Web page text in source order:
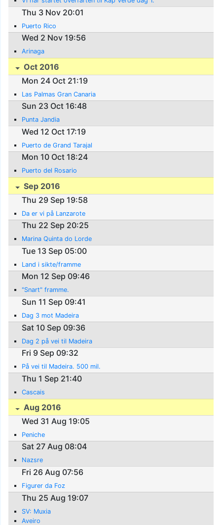
Thu 3 Nov 20:01
Puerto Rico
Wed 2 Nov 19:56
Arinaga
Oct 2016
Mon 24 Oct 21:19
Las Palmas Gran Canaria
Sun 23 Oct 16:48
Punta Jandia
Wed 12 Oct 17:19
Puerto de Grand Tarajal
Mon 10 Oct 18:24
Puerto del Rosario
Sep 2016
Thu 29 Sep 19:58
Da er vi på Lanzarote
Thu 22 Sep 20:25
Marina Quinta do Lorde
Tue 13 Sep 05:00
Land i sikte/framme
Mon 12 Sep 09:46
"Snart" framme.
Sun 11 Sep 09:41
Dag 3 mot Madeira
Sat 10 Sep 09:36
Dag 2 på vei til Madeira
Fri 9 Sep 09:32
På vei til Madeira. 500 mil.
Thu 1 Sep 21:40
Cascais
Aug 2016
Wed 31 Aug 19:05
Peniche
Sat 27 Aug 08:04
Nazsre
Fri 26 Aug 07:56
Figurer da Foz
Thu 25 Aug 19:07
SV: Muxia
Aveiro